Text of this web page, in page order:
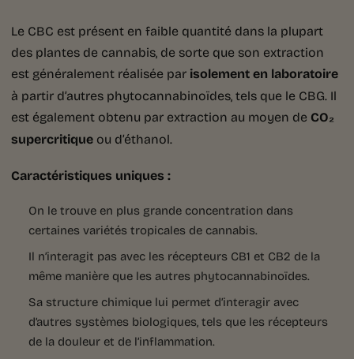
Le CBC est présent en faible quantité dans la plupart
des plantes de cannabis, de sorte que son extraction
est généralement réalisée par isolement en laboratoire
à partir d’autres phytocannabinoïdes, tels que le CBG. Il
est également obtenu par extraction au moyen de CO₂
supercritique ou d’éthanol.
Caractéristiques uniques :
On le trouve en plus grande concentration dans
certaines variétés tropicales de cannabis.
Il n’interagit pas avec les récepteurs CB1 et CB2 de la
même manière que les autres phytocannabinoïdes.
Sa structure chimique lui permet d’interagir avec
d’autres systèmes biologiques, tels que les récepteurs
de la douleur et de l’inflammation.